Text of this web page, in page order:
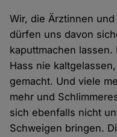
Wir, die Ärztinnen
dürfen uns davon
kaputtmachen
Hass nie
gemacht. Und viele
mehr und
sich ebenfalls nicht
Schweigen bringen.